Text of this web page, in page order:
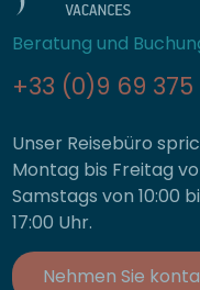
Beratung und
+33 (0)9 69 375
Unser Reisebüro
Montag bis Freitag
Samstags von 10:00
17:00 Uhr.
Nehmen Sie